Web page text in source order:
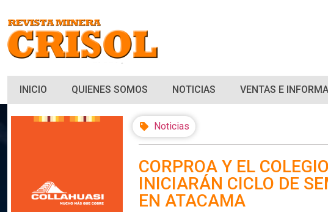
INICIO QUIENES SOMOS NOTICIAS VENTAS E
Noticias
CORPROA Y EL
INICIARÁN CICLO DE
EN ATACAMA